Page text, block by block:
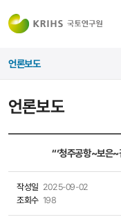
언론보도
언론보도
“‘청주공항~보은~
작성일 2025-09-02
조회수 198